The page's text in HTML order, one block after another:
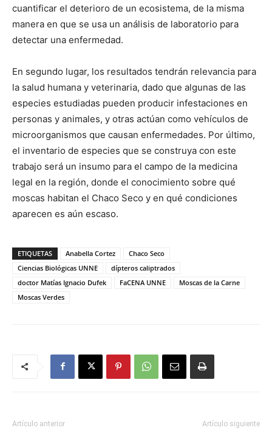
cuantificar el deterioro de un ecosistema, de la misma
manera en que se usa un análisis de laboratorio para
detectar una enfermedad.
En segundo lugar, los resultados tendrán relevancia para
la salud humana y veterinaria, dado que algunas de las
especies estudiadas pueden producir infestaciones en
personas y animales, y otras actúan como vehículos de
microorganismos que causan enfermedades. Por último,
el inventario de especies que se construya con este
trabajo será un insumo para el campo de la medicina
legal en la región, donde el conocimiento sobre qué
moscas habitan el Chaco Seco y en qué condiciones
aparecen es aún escaso.
ETIQUETAS Anabella Cortez
Chaco Seco
Ciencias Biológicas UNNE
dípteros caliptrados
doctor Matías Ignacio Dufek
FaCENA UNNE
Moscas de la Carne
Moscas Verdes
Artículo anterior Artículo siguiente